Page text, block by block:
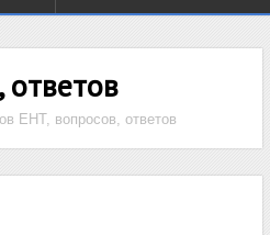
ЕНТ, вопросов, ответов